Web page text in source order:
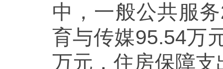
中，一般公共服
育与传媒95.54万
万元，住房保障